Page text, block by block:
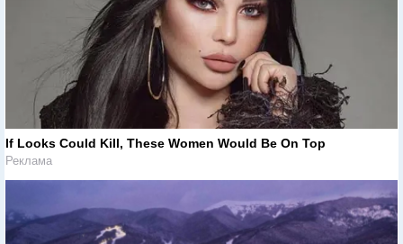
If Looks Could Kill, These Women Would Be On Top
Реклама